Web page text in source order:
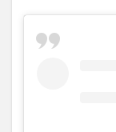
IZ*ONE
クラカ